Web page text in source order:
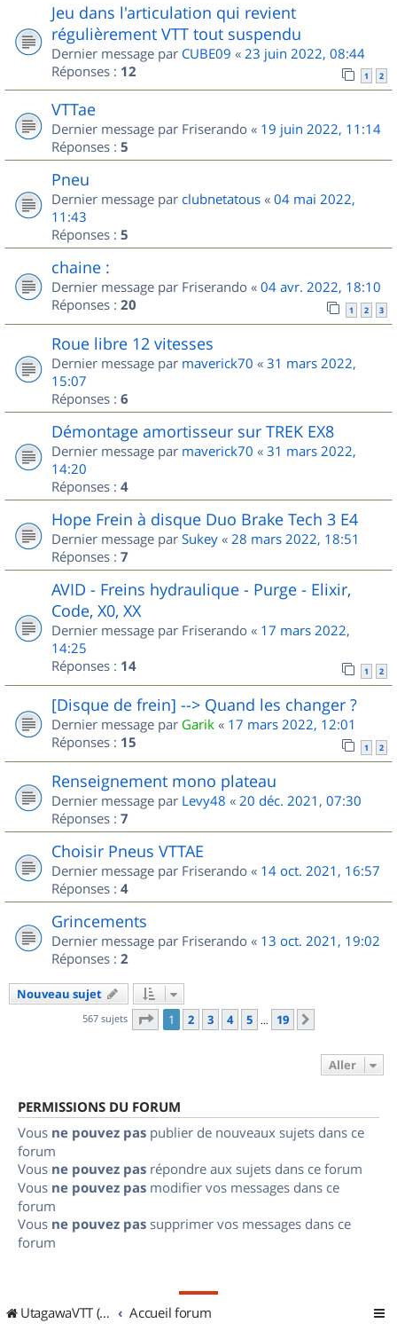
Jeu dans l'articulation qui revient
régulièrement VTT tout suspendu
Dernier message par CUBE09 « 23 juin 2022, 08:44
Réponses : 12 1 2
VTTae
Dernier message par Friserando « 19 juin 2022, 11:14
Réponses : 5
Pneu
Dernier message par clubnetatous « 04 mai 2022,
11:43
Réponses : 5
chaine :
Dernier message par Friserando « 04 avr. 2022, 18:10
Réponses : 20 1 2 3
Roue libre 12 vitesses
Dernier message par maverick70 « 31 mars 2022,
15:07
Réponses : 6
Démontage amortisseur sur TREK EX8
Dernier message par maverick70 « 31 mars 2022,
14:20
Réponses : 4
Hope Frein à disque Duo Brake Tech 3 E4
Dernier message par Sukey « 28 mars 2022, 18:51
Réponses : 7
AVID - Freins hydraulique - Purge - Elixir,
Code, X0, XX
Dernier message par Friserando « 17 mars 2022,
14:25
Réponses : 14 1 2
[Disque de frein] --> Quand les changer ?
Dernier message par Garik « 17 mars 2022, 12:01
Réponses : 15 1 2
Renseignement mono plateau
Dernier message par Levy48 « 20 déc. 2021, 07:30
Réponses : 7
Choisir Pneus VTTAE
Dernier message par Friserando « 14 oct. 2021, 16:57
Réponses : 4
Grincements
Dernier message par Friserando « 13 oct. 2021, 19:02
Réponses : 2
Nouveau sujet
567 sujets Page 1sur
1 2 3 4 5 … 19
Aller
PERMISSIONS DU FORUM
Vous ne pouvez pas publier de nouveaux sujets dans ce
forum
Vous ne pouvez pas répondre aux sujets dans ce forum
Vous ne pouvez pas modifier vos messages dans ce
forum
Vous ne pouvez pas supprimer vos messages dans ce
forum
UtagawaVTT (Randos VTT et VTTAE avec traces GPS) Accueil forum